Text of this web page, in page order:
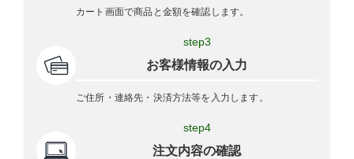
カート画面で商品と金額を確認します。
step3
お客様情報の入力
ご住所・連絡先・決済方法等を入力します。
step4
注文内容の確認